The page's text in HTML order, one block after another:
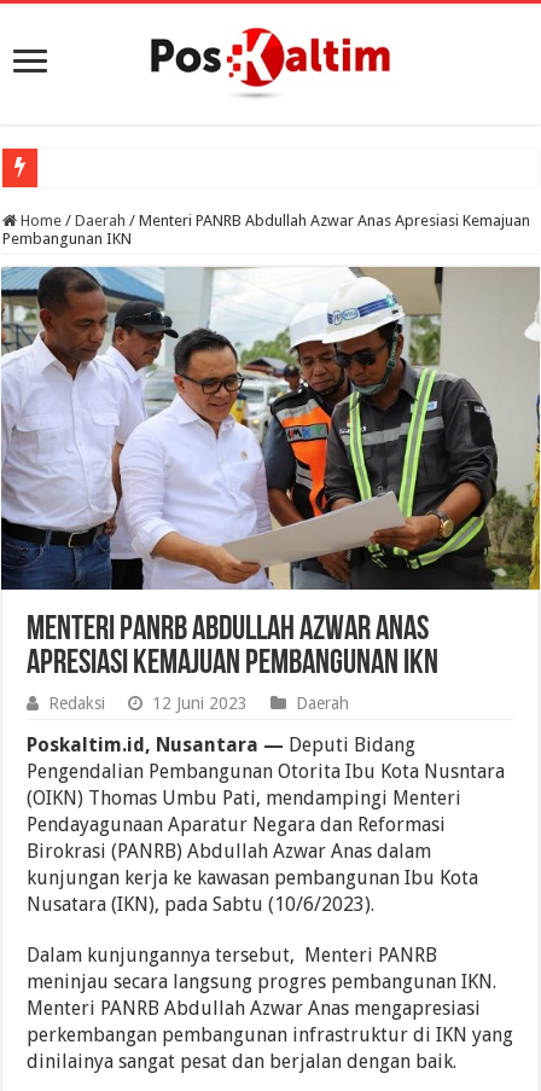
Home / Daerah / Menteri PANRB Abdullah Azwar Anas Apresiasi Kemajuan
Pembangunan IKN
Menteri PANRB Abdullah Azwar Anas
Apresiasi Kemajuan Pembangunan IKN
Redaksi 12 Juni 2023 Daerah
Poskaltim.id, Nusantara — Deputi Bidang
Pengendalian Pembangunan Otorita Ibu Kota Nusntara
(OIKN) Thomas Umbu Pati, mendampingi Menteri
Pendayagunaan Aparatur Negara dan Reformasi
Birokrasi (PANRB) Abdullah Azwar Anas dalam
kunjungan kerja ke kawasan pembangunan Ibu Kota
Nusatara (IKN), pada Sabtu (10/6/2023).
Dalam kunjungannya tersebut, Menteri PANRB
meninjau secara langsung progres pembangunan IKN.
Menteri PANRB Abdullah Azwar Anas mengapresiasi
perkembangan pembangunan infrastruktur di IKN yang
dinilainya sangat pesat dan berjalan dengan baik.